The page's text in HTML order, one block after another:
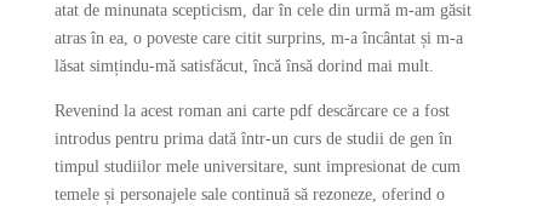
atat de minunata scepticism, dar în cele din urmă m-am găsit
atras în ea, o poveste care citit surprins, m-a încântat și m-a
lăsat simțindu-mă satisfăcut, încă însă dorind mai mult.
Revenind la acest roman ani carte pdf descărcare ce a fost
introdus pentru prima dată într-un curs de studii de gen în
timpul studiilor mele universitare, sunt impresionat de cum
temele și personajele sale continuă să rezoneze, oferind o